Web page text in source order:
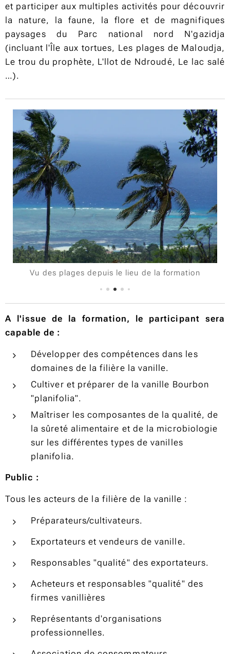
et participer aux multiples activités pour découvrir
la nature, la faune, la flore et de magnifiques
paysages du Parc national nord N'gazidja
(incluant l'Île aux tortues, Les plages de Maloudja,
Le trou du prophète, L'llot de Ndroudé, Le lac salé
…).
Vu des plages depuis le lieu de la formation
A l'issue de la formation, le participant sera
capable de :
Développer des compétences dans les
domaines de la filière la vanille.
Cultiver et préparer de la vanille Bourbon
"planifolia".
Maîtriser les composantes de la qualité, de
la sûreté alimentaire et de la microbiologie
sur les différentes types de vanilles
planifolia.
Public :
Tous les acteurs de la filière de la vanille :
Préparateurs/cultivateurs.
Exportateurs et vendeurs de vanille.
Responsables "qualité" des exportateurs.
Acheteurs et responsables "qualité" des
firmes vanillières
Représentants d'organisations
professionnelles.